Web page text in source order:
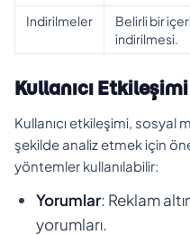
Indirilmeler
Belirli bir
indirilmesi.
Kullanıcı
Kullanıcı etkileşimi, sosyal
şekilde analiz etmek için
yöntemler kullanılabilir:
Yorumlar: Reklam
yorumları.